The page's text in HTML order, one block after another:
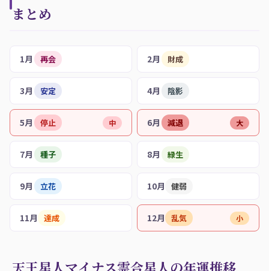
まとめ
1月 再会 2月 財成
3月 安定 4月 陰影
5月 停止 中 6月 減退 大
7月 種子 8月 緑生
9月 立花 10月 健弱
11月 達成 12月 乱気 小
天王星人マイナス霊合星人の年運推移